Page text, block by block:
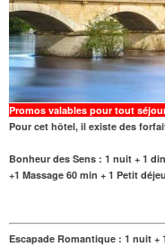
Promos valables pour tout
Pour cet hôtel, il existe des
Bonheur des Sens : 1 nuit + 1
+1 Massage 60 min + 1 Petit
Escapade Romantique : 1 nuit +